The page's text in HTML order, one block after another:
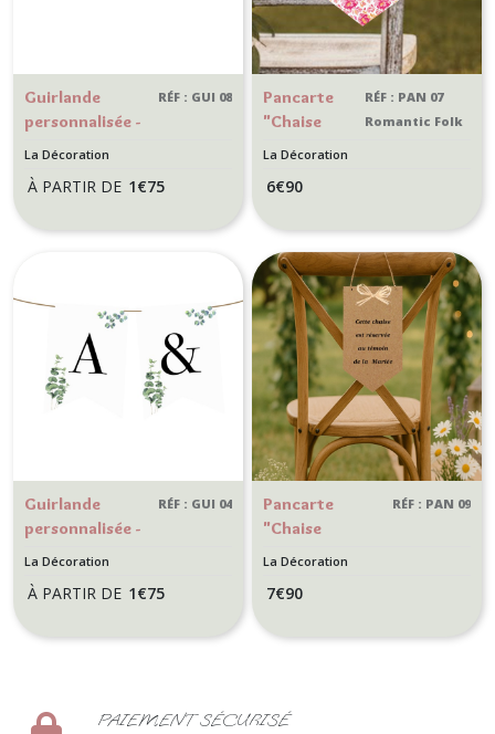
Guirlande
personnalisée -
mariage,
RÉF : GUI 08
La Décoration
À PARTIR DE 1€75
Pancarte
"Chaise
cérémonie
Décoration
de mariage
style
Botanique
romantique
RÉF : PAN 07
Romantic Folk
La Décoration
6€90
Guirlande
personnalisée -
Fanion lettre-
mariage,
RÉF : GUI 04
La Décoration
À PARTIR DE 1€75
Pancarte
"Chaise
réservée" pour
mariage style
RÉF : PAN 09
La Décoration
7€90
PAIEMENT SÉCURISÉ